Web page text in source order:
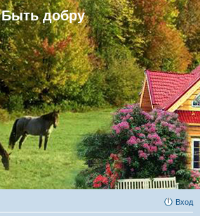
Быть добру
Вход